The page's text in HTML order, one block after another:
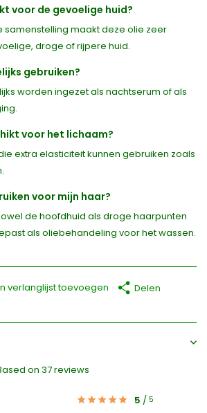
voor de gevoelige huid?
samenstelling maakt deze olie zeer
droge of rijpere huid.
gebruiken?
worden ingezet als nachtserum of als
voor het lichaam?
extra elasticiteit kunnen gebruiken zoals
voor mijn haar?
de hoofdhuid als droge haarpunten
als oliebehandeling voor het wassen.
verlanglijst toevoegen Delen
on 37 reviews
5 / 5